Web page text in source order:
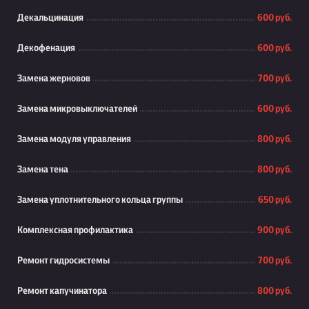
Декальцинация 600 руб.
Декофенация 600 руб.
Замена жерновов 700 руб.
Замена микровыключателей 600 руб.
Замена модуля управления 800 руб.
Замена тена 800 руб.
Замена уплотнительного кольца группы 650 руб.
Комплексная профилактика 900 руб.
Ремонт гидросистемы 700 руб.
Ремонт капучинатора 800 руб.